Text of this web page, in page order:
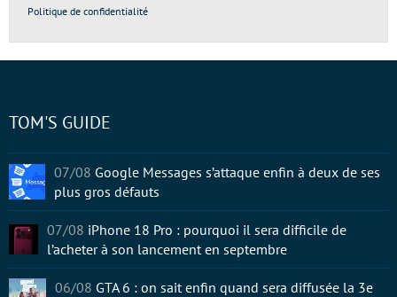
Politique de confidentialité
TOM'S GUIDE
07/08 Google Messages s’attaque enfin à deux de ses
plus gros défauts
07/08 iPhone 18 Pro : pourquoi il sera difficile de
l’acheter à son lancement en septembre
06/08 GTA 6 : on sait enfin quand sera diffusée la 3e